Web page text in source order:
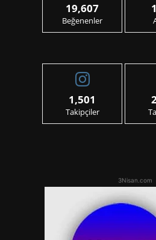
19,607
Beğenenler
1,501
Takipçiler
3Nisan.com